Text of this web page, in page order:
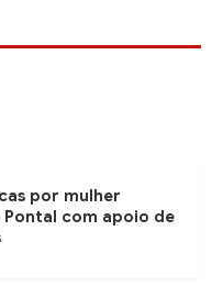
por mulher
com apoio de